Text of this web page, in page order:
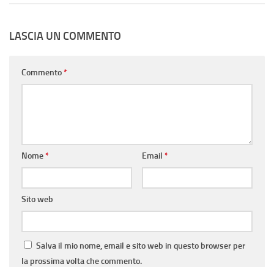
LASCIA UN COMMENTO
Commento*
Nome* Email *
Sito web
Salva il mio nome, email e sito web in questo browser per
la prossima volta che commento.